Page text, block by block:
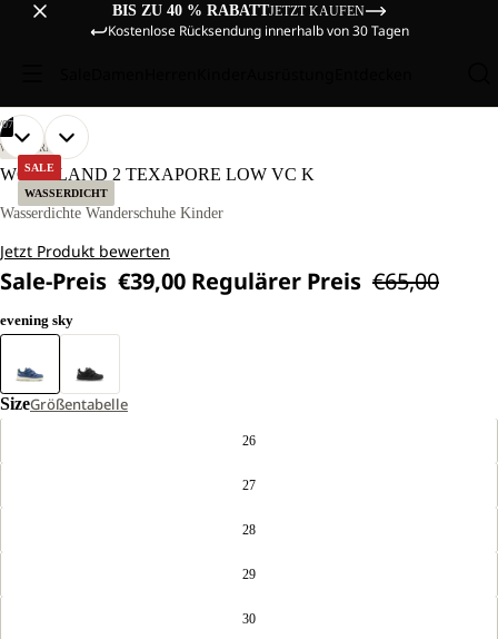
BIS ZU 40 % RABATTJETZT KAUFEN
Kostenlose Rücksendung innerhalb von 30 Tagen
SALE
WASSERDICHT
07
BILD
IM
VOLLBILD
ÖFFNEN
BILD
IM
VOLLBILD
ÖFFNEN
BILD
IM
VOLLBILD
ÖFFNEN
BILD
IM
VOLLBILD
ÖFFNEN
BILD
IM
VOLLBILD
ÖFFNEN
BILD
IM
VOLLBILD
ÖFFNEN
BILD
IM
VOLLBILD
ÖFFNEN
WANDERN
WOODLAND 2 TEXAPORE LOW VC K
Wasserdichte Wanderschuhe Kinder
Jetzt Produkt bewerten
Sale-Preis €39,00 Regulärer Preis €65,00
evening sky
SizeGrößentabelle
26
27
28
29
30